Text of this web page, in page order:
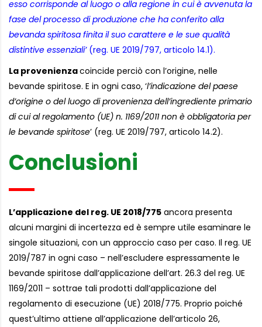
esso corrisponde al luogo o alla regione in cui è avvenuta la
fase del processo di produzione che ha conferito alla
bevanda spiritosa finita il suo carattere e le sue qualità
distintive essenziali’(reg. UE 2019/797, articolo 14.1).
La provenienzacoincide perciò con l’origine, nelle
bevande spiritose. E in ogni caso, ‘l’indicazione del paese
d’origine o del luogo di provenienza dell’ingrediente primario
di cui al regolamento (UE) n. 1169/2011 non è obbligatoria per
le bevande spiritose’ (reg. UE 2019/797, articolo 14.2).
Conclusioni
L’applicazione del reg. UE 2018/775 ancora presenta
alcuni margini di incertezza ed è sempre utile esaminare le
singole situazioni, con un approccio caso per caso. Il reg. UE
2019/787 in ogni caso – nell’escludere espressamente le
bevande spiritose dall’applicazione dell’art. 26.3 del reg. UE
1169/2011 – sottrae tali prodotti dall’applicazione del
regolamento di esecuzione (UE) 2018/775. Proprio poiché
quest’ultimo attiene all’applicazione dell’articolo 26,